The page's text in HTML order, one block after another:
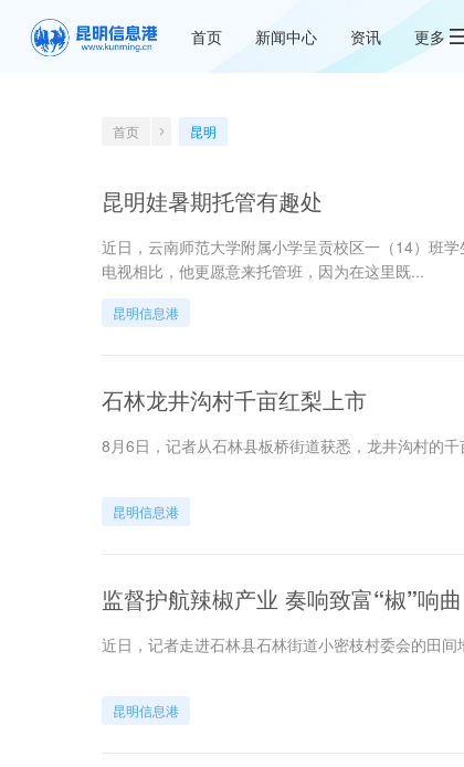
首页 新闻中心 资讯 更多
首页 昆明
昆明娃暑期托管有趣处
近日，云南师范大学附属小学呈贡校区一（14）班
电视相比，他更愿意来托管班，因为在这里既...
昆明信息港
石林龙井沟村千亩红梨上市
8月6日，记者从石林县板桥街道获悉，龙井沟村的
昆明信息港
监督护航辣椒产业 奏响致富“椒”响曲
近日，记者走进石林县石林街道小密枝村委会的田
昆明信息港